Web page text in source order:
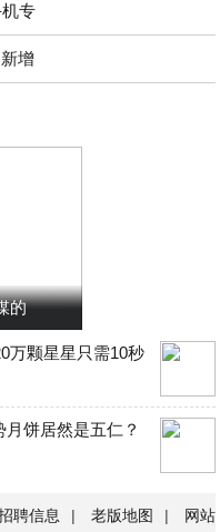
专
增
的
万颗星星只需10秒
月饼居然是五仁？
聘信息 | 老版地图 | 网站